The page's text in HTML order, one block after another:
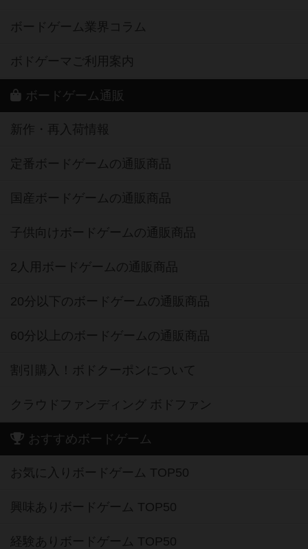
ボードゲーム業界コラム
ボドゲーマご利用案内
ボードゲーム通販
新作・再入荷情報
定番ボードゲームの通販商品
国産ボードゲームの通販商品
子供向けボードゲームの通販商品
2人用ボードゲームの通販商品
20分以下のボードゲームの通販商品
60分以上のボードゲームの通販商品
割引購入！ボドクーポンについて
クラウドファンディング ボドファン
おすすめボードゲーム
お気に入りボードゲーム TOP50
興味ありボードゲーム TOP50
経験ありボードゲーム TOP50